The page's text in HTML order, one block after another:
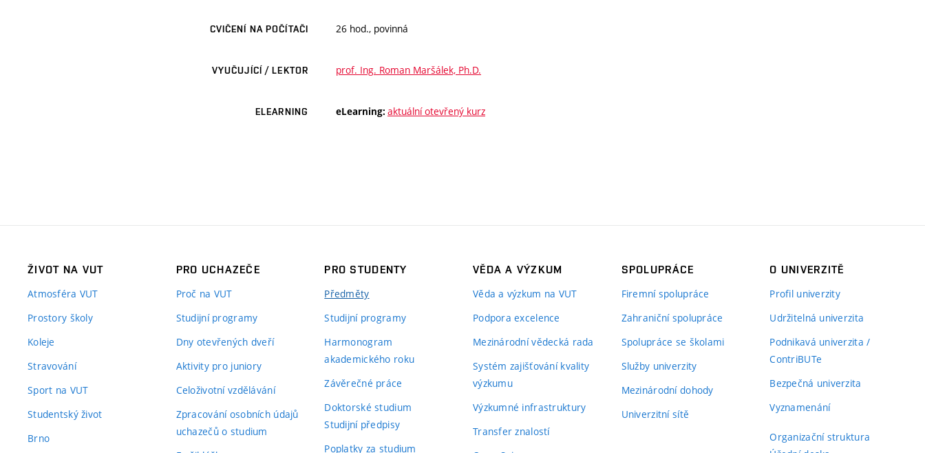
CVIČENÍ NA POČÍTAČI 26 hod., povinná
VYUČUJÍCÍ / LEKTOR prof. Ing. Roman Maršálek, Ph.D.
ELEARNING eLearning: aktuální otevřený kurz
ŽIVOT NA VUT
Atmosféra VUT
Prostory školy
Koleje
Stravování
Sport na VUT
Studentský život
Brno
PRO UCHAZEČE
Proč na VUT
Studijní programy
Dny otevřených dveří
Aktivity pro juniory
Celoživotní vzdělávání
Zpracování osobních údajů
uchazečů o studium
PRO STUDENTY
Předměty
Studijní programy
Harmonogram
akademického roku
Závěrečné práce
Doktorské studium
Studijní předpisy
Poplatky za studium
VĚDA A VÝZKUM
Věda a výzkum na VUT
Podpora excelence
Mezinárodní vědecká rada
Systém zajišťování kvality
výzkumu
Výzkumné infrastruktury
Transfer znalostí
SPOLUPRÁCE
Firemní spolupráce
Zahraniční spolupráce
Spolupráce se školami
Služby univerzity
Mezinárodní dohody
Univerzitní sítě
O UNIVERZITĚ
Profil univerzity
Udržitelná univerzita
Podnikavá univerzita /
ContriBUTe
Bezpečná univerzita
Vyznamenání
Organizační struktura